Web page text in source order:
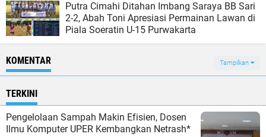
Putra Cimahi Ditahan Imbang Saraya BB Sari
2-2, Abah Toni Apresiasi Permainan Lawan di
Piala Soeratin U-15 Purwakarta
KOMENTAR Tampilkan
TERKINI
Pengelolaan Sampah Makin Efisien, Dosen
Ilmu Komputer UPER Kembangkan Netrash*